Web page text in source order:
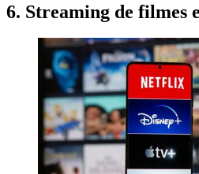
6. Streaming de filmes